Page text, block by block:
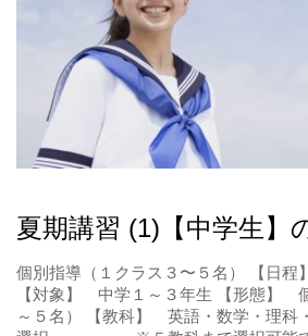
夏期講習 (1)【中学生】
個別指導（１クラス３〜５名） 【日
【対象】 中学１～３年生 【形態】
～５名） 【教科】 英語・数学・理